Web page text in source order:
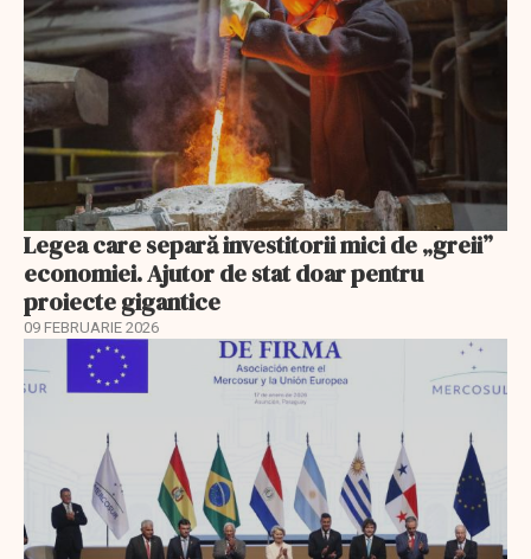
Legea care separă investitorii mici de „greii”
economiei. Ajutor de stat doar pentru
proiecte gigantice
09 FEBRUARIE 2026